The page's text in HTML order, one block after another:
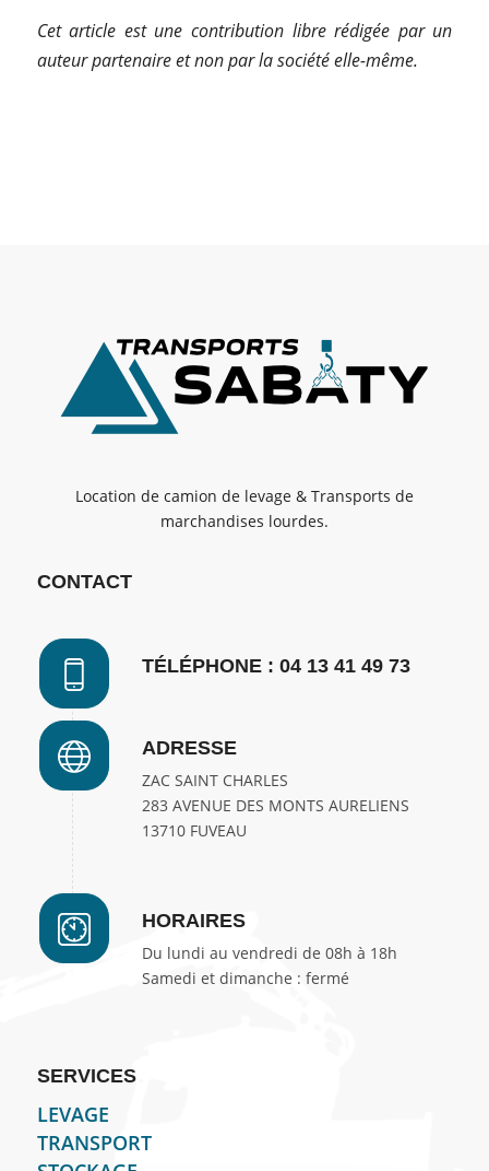
Cet article est une contribution libre rédigée par un
auteur partenaire et non par la société elle-même.
Location de camion de levage & Transports de
marchandises lourdes.
CONTACT
TÉLÉPHONE : 04 13 41 49 73
ADRESSE
ZAC SAINT CHARLES
283 AVENUE DES MONTS AURELIENS
13710 FUVEAU
HORAIRES
Du lundi au vendredi de 08h à 18h
Samedi et dimanche : fermé
SERVICES
LEVAGE
TRANSPORT